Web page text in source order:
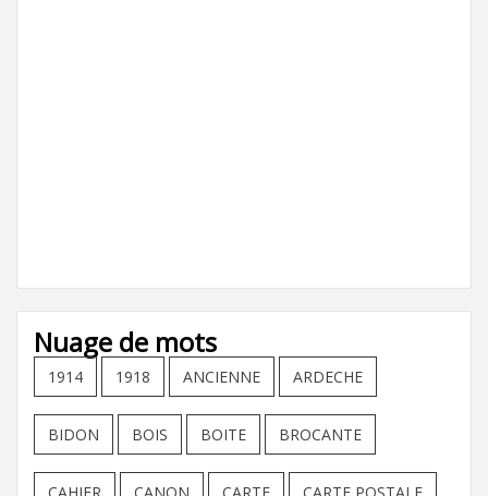
Nuage de mots
1914 1918 ANCIENNE ARDECHE
BIDON BOIS BOITE BROCANTE